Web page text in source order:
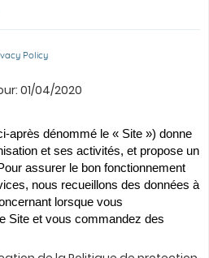
Policy
01/04/2020
après dénommé le « Site ») donne
et ses activités, et propose un
assurer le bon fonctionnement
nous recueillons des données à
lorsque vous
Site et vous commandez des